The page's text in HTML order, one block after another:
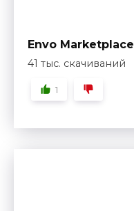
Envo Marketplace
41 тыс. скачиваний
1